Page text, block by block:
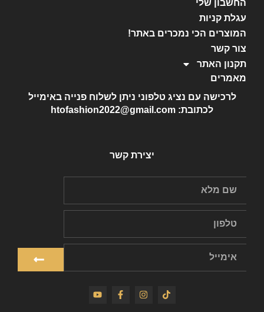
החשבון שלי
עגלת קניות
המוצרים הכי נמכרים באתר!
צור קשר
תקנון האתר
מאמרים
לרכישה עם נציג טלפוני ניתן לשלוח פנייה באימייל
לכתובת: htofashion2022@gmail.com
יצירת קשר